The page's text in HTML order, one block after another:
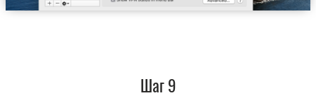
Шаг 9